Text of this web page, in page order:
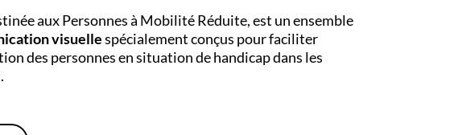
aux Personnes à Mobilité Réduite, est un ensemble
visuellespécialement conçus pour faciliter
des personnes en situation de handicap dans les